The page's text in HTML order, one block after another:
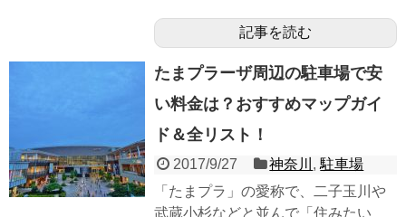
記事を読む
たまプラーザ周辺の駐車場で安
い料金は？おすすめマップガイ
ド＆全リスト！
2017/9/27 神奈川 ,駐車場
「たまプラ」の愛称で、二子玉川や
武蔵小杉などと並んで「住みたい